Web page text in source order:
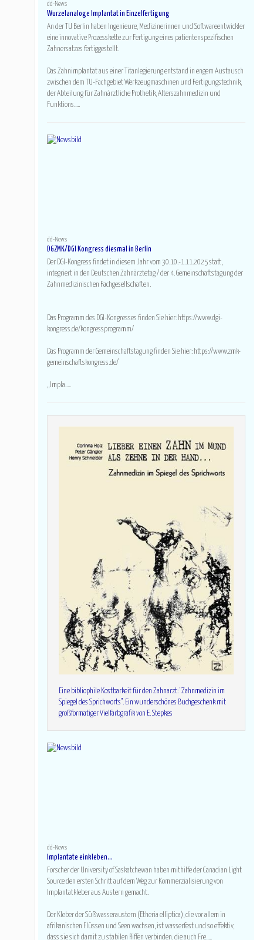
dd-News
Wurzelanaloge Implantat in Einzelfertigung
An der TU Berlin haben Ingenieure, Medizinerinnen und Softwareentwickler
eine innovative Prozesskette zur Fertigung eines patientenspezifischen
Zahnersatzes fertiggestellt.
Das Zahnimplantat aus einer Titanlegierung entstand in engem Austausch
zwischen dem TU-Fachgebiet Werkzeugmaschinen und Fertigungstechnik,
der Abteilung für Zahnärztliche Prothetik, Alterszahnmedizin und
Funktions.....
dd-News
DGZMK/DGI Kongress diesmal in Berlin
Der DGI-Kongress findet in diesem Jahr vom 30.10.-1.11.2025 statt,
integriert in den Deutschen Zahnärztetag / der 4. Gemeinschaftstagung der
Zahnmedizinischen Fachgesellschaften.
Das Programm des DGI-Kongresses finden Sie hier: https://www.dgi-
kongress.de/kongressprogramm/
Das Programm der Gemeinschaftstagung finden Sie hier: https://www.zmk-
gemeinschaftskongress.de/
„Impla.....
Eine bibliophile Kostbarkeit für den Zahnarzt: "Zahnmedizin im
Spiegel des Sprichworts". Ein wunderschönes Buchgeschenk mit
großformatiger Vielfarbgrafik von E. Stepkes
dd-News
Implantate einkleben...
Forscher der University of Saskatchewan haben mithilfe der Canadian Light
Source den ersten Schritt auf dem Weg zur Kommerzialisierung von
Implantatkleber aus Austern gemacht.
Der Kleber der Süßwasseraustern (Etheria elliptica), die vor allem in
afrikanischen Flüssen und Seen wachsen, ist wasserfest und so effektiv,
dass sie sich damit zu stabilen Riffen verbinden, die auch Fre.....